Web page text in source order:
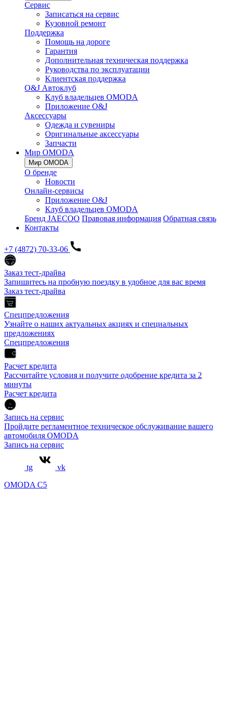
Сервис
Записаться на сервис
Кузовной ремонт
Поддержка
Помощь на дороге
Гарантия
Дополнительная техническая поддержка
Руководства по эксплуатации
Клиентская поддержка
O&J Автоклуб
Клуб владельцев OMODA
Приложение O&J
Аксессуары
Одежда и сувениры
Оригинальные аксессуары
Запчасти
Мир OMODA
Мир OMODA
О бренде
Новости
Онлайн-сервисы
Приложение O&J
Клуб владельцев OMODA
Бренд JAECOO Правовая информация Обратная связь
Контакты
+7 (4872) 70-33-06
Заказ тест-драйва
Запишитесь на пробную поездку в удобное для вас время
Заказ тест-драйва
Спецпредложения
Узнайте о наших актуальных акциях и специальных
предложениях
Спецпредложения
Расчет кредита
Рассчитайте условия и получите одобрение кредита за 2
минуты
Расчет кредита
Запись на сервис
Пройдите регламентное техническое обслуживание вашего
автомобиля OMODA
Запись на сервис
tg
vk
OMODA C5